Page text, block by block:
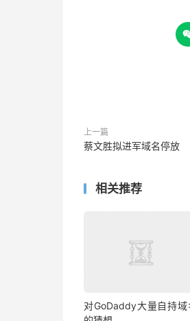
上一篇
蔡文胜拟进军域名停放
相关推荐
对GoDaddy大量自持域